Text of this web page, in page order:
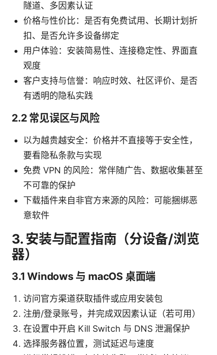
隧道、多因素认证
价格与性价比：是否有免费试用、长期计划折
扣、是否允许多设备绑定
用户体验：安装简易性、连接稳定性、界面直
观度
客户支持与信誉：响应时效、社区评价、是否
有透明的隐私实践
2.2 常见误区与风险
以为越贵越安全：价格并不直接等于安全性，
要看隐私条款与实现
免费 VPN 的风险：常伴随广告、数据收集甚至
不可靠的保护
下载插件来自非官方来源的风险：可能捆绑恶
意软件
3. 安装与配置指南（分设备/浏览
器）
3.1 Windows 与 macOS 桌面端
访问官方渠道获取插件或应用安装包
注册/登录账号，并完成双因素认证（若可用）
在设置中开启 Kill Switch 与 DNS 泄漏保护
选择服务器位置，测试延迟与速度